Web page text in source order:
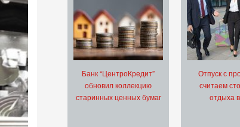
Банк “ЦентроКредит”
обновил коллекцию
старинных ценных бумаг
Отпуск с
считаем
отдыха